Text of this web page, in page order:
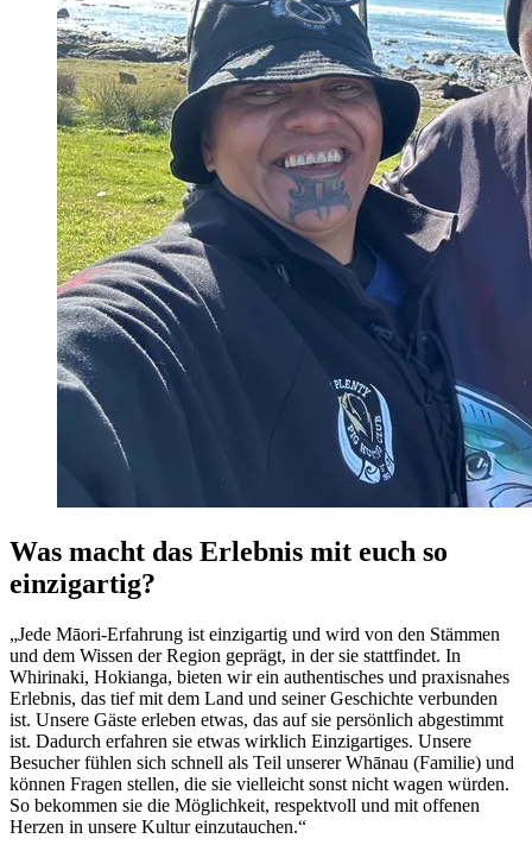
Was macht das Erlebnis mit euch so
einzigartig?
„Jede Māori-Erfahrung ist einzigartig und wird von den Stämmen
und dem Wissen der Region geprägt, in der sie stattfindet. In
Whirinaki, Hokianga, bieten wir ein authentisches und praxisnahes
Erlebnis, das tief mit dem Land und seiner Geschichte verbunden
ist. Unsere Gäste erleben etwas, das auf sie persönlich abgestimmt
ist. Dadurch erfahren sie etwas wirklich Einzigartiges. Unsere
Besucher fühlen sich schnell als Teil unserer Whānau (Familie) und
können Fragen stellen, die sie vielleicht sonst nicht wagen würden.
So bekommen sie die Möglichkeit, respektvoll und mit offenen
Herzen in unsere Kultur einzutauchen.“